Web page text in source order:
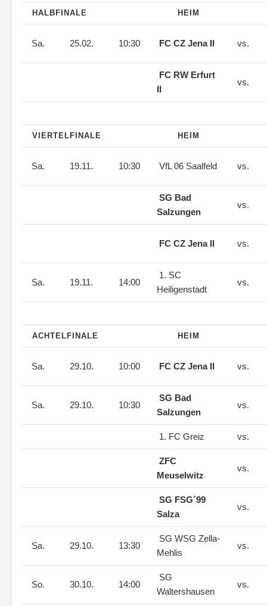
HALBFINALE HEIM
Sa. 25.02. 10:30 FC CZ Jena II vs.
FC RW Erfurt
II
vs.
VIERTELFINALE HEIM
Sa. 19.11. 10:30 VfL 06 Saalfeld vs.
SG Bad
Salzungen
vs.
FC CZ Jena II vs.
Sa. 19.11. 14:00
1. SC
Heiligenstadt
vs.
ACHTELFINALE HEIM
Sa. 29.10. 10:00 FC CZ Jena II vs.
Sa. 29.10. 10:30
SG Bad
Salzungen
vs.
1. FC Greiz vs.
ZFC
Meuselwitz
vs.
SG FSG´99
Salza
vs.
Sa. 29.10. 13:30
SG WSG Zella-
Mehlis
vs.
So. 30.10. 14:00
SG
Waltershausen
vs.